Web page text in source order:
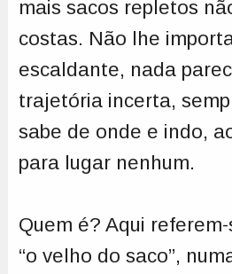
mais sacos repletos
costas. Não lhe
escaldante, nada
trajetória incerta,
sabe de onde e indo,
para lugar nenhum.
Quem é? Aqui
“o velho do saco”,